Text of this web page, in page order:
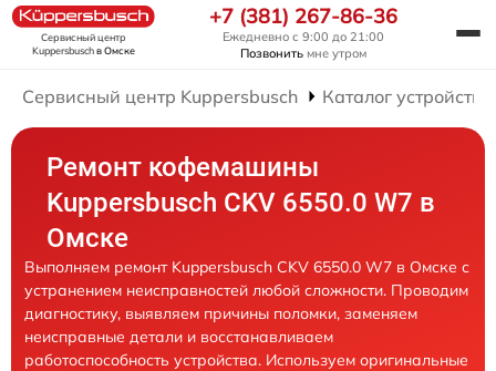
Сервисный центр
Kuppersbuschв Омске
+7 (381) 267-86-36
Ежедневно с 9:00 до 21:00
Позвонить мне утром
Сервисный центр Kuppersbusch Каталог устройств
Ремонт кофемашины
Kuppersbusch CKV 6550.0 W7 в
Омске
Выполняем ремонт Kuppersbusch CKV 6550.0 W7 в Омске с
устранением неисправностей любой сложности. Проводим
диагностику, выявляем причины поломки, заменяем
неисправные детали и восстанавливаем
работоспособность устройства. Используем оригинальные